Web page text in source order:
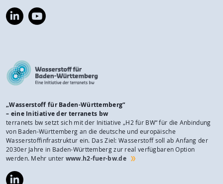
https://www.linkedin.com/company/terranets-
bw-
https://www.youtube.com/@terranetsbw
„Wasserstoff für Baden-Württemberg“
– eine Initiative der terranets bw
terranets bw setzt sich mit der Initiative „H2 für BW“ für die Anbindung
von Baden-Württemberg an die deutsche und europäische
Wasserstoffinfrastruktur ein. Das Ziel: Wasserstoff soll ab Anfang der
2030er Jahre in Baden-Württemberg zur real verfügbaren Option
werden. Mehr unter www.h2-fuer-bw.de
https://www.linkedin.com/company/wasserstoff-